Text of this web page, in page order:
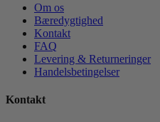
Om os
Bæredygtighed
Kontakt
FAQ
Levering & Returneringer
Handelsbetingelser
Kontakt